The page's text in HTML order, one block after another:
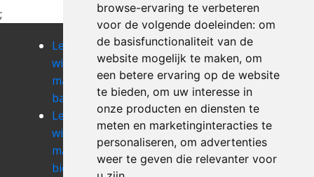
browse-ervaring te verbeteren
voor de volgende doeleinden: om
de basisfunctionaliteit van de
website mogelijk te maken, om
een betere ervaring op de website
te bieden, om uw interesse in
onze producten en diensten te
meten en marketinginteracties te
personaliseren, om advertenties
weer te geven die relevanter voor
;
Leegmaken
winkel of
magazij
baulers
Leegmaken
winkel of
magazij
bevekom
Leegmaken
winkel of
magazij
bierges
Leegmaken
winkel of
magazij
bierghes
Leegmaken
winkel of
magazij biez
Leegmaken
winkel of
magazij
bomal